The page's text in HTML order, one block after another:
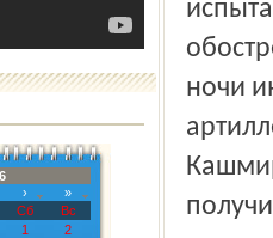
›
»
Сб
Вс
1
2
ночи